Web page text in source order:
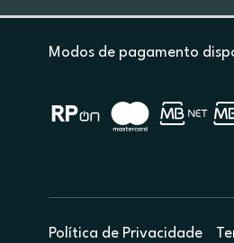
Modos de pagamento
Política de Privacidade